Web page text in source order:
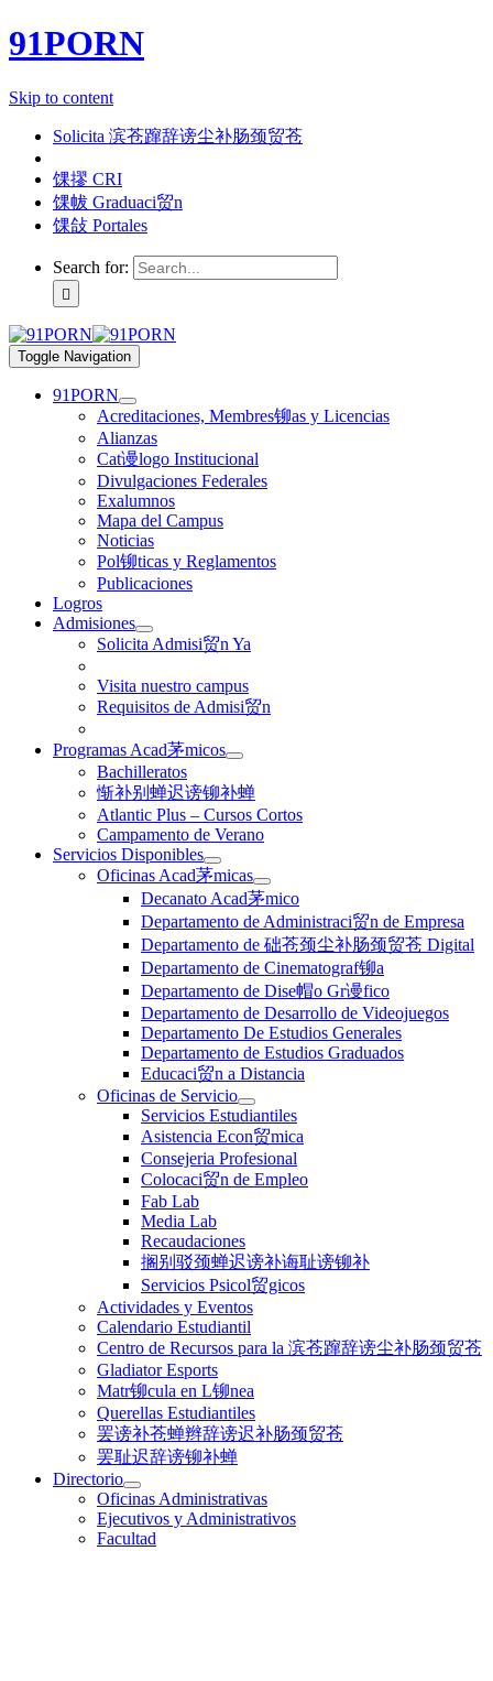
91PORN
Skip to content
Solicita 滨苍蹿辞谤尘补肠颈贸苍
馃摎 CRI
馃帗 Graduaci贸n
馃敆 Portales
Search for:
Toggle Navigation
91PORN
Acreditaciones, Membres铆as y Licencias
Alianzas
Cat谩logo Institucional
Divulgaciones Federales
Exalumnos
Mapa del Campus
Noticias
Pol铆ticas y Reglamentos
Publicaciones
Logros
Admisiones
Solicita Admisi贸n Ya
Visita nuestro campus
Requisitos de Admisi贸n
Programas Acad茅micos
Bachilleratos
惭补别蝉迟谤铆补蝉
Atlantic Plus – Cursos Cortos
Campamento de Verano
Servicios Disponibles
Oficinas Acad茅micas
Decanato Acad茅mico
Departamento de Administraci贸n de Empresa
Departamento de 础苍颈尘补肠颈贸苍 Digital
Departamento de Cinematograf铆a
Departamento de Dise帽o Gr谩fico
Departamento de Desarrollo de Videojuegos
Departamento De Estudios Generales
Departamento de Estudios Graduados
Educaci贸n a Distancia
Oficinas de Servicio
Servicios Estudiantiles
Asistencia Econ贸mica
Consejeria Profesional
Colocaci贸n de Empleo
Fab Lab
Media Lab
Recaudaciones
搁别驳颈蝉迟谤补诲耻谤铆补
Servicios Psicol贸gicos
Actividades y Eventos
Calendario Estudiantil
Centro de Recursos para la 滨苍蹿辞谤尘补肠颈贸苍
Gladiator Esports
Matr铆cula en L铆nea
Querellas Estudiantiles
罢谤补苍蝉辫辞谤迟补肠颈贸苍
罢耻迟辞谤铆补蝉
Directorio
Oficinas Administrativas
Ejecutivos y Administrativos
Facultad